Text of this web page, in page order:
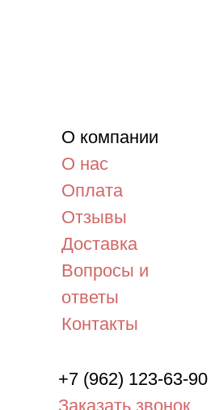
+7 (962) 123-63-90
kosmeya65@yandex.ru
О нас
Оплата
Вопросы и
ответы
Контакты